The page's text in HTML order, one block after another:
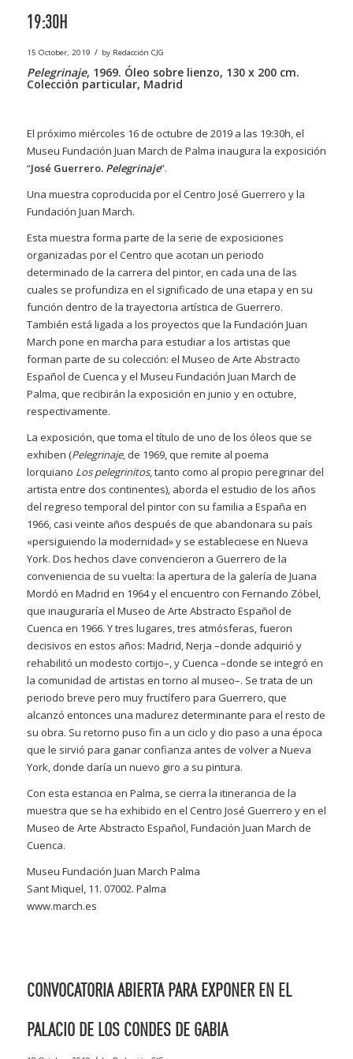
19:30H
15 October, 2019 / by Redacción CJG
Pelegrinaje, 1969. Óleo sobre lienzo, 130 x 200 cm.
Colección particular, Madrid
El próximo miércoles 16 de octubre de 2019 a las 19:30h, el
Museu Fundación Juan March de Palma inaugura la exposición
“José Guerrero. Pelegrinaje“.
Una muestra coproducida por el Centro José Guerrero y la
Fundación Juan March.
Esta muestra forma parte de la serie de exposiciones
organizadas por el Centro que acotan un periodo
determinado de la carrera del pintor, en cada una de las
cuales se profundiza en el significado de una etapa y en su
función dentro de la trayectoria artística de Guerrero.
También está ligada a los proyectos que la Fundación Juan
March pone en marcha para estudiar a los artistas que
forman parte de su colección: el Museo de Arte Abstracto
Español de Cuenca y el Museu Fundación Juan March de
Palma, que recibirán la exposición en junio y en octubre,
respectivamente.
La exposición, que toma el título de uno de los óleos que se
exhiben (Pelegrinaje, de 1969, que remite al poema
lorquiano Los pelegrinitos, tanto como al propio peregrinar del
artista entre dos continentes), aborda el estudio de los años
del regreso temporal del pintor con su familia a España en
1966, casi veinte años después de que abandonara su país
«persiguiendo la modernidad» y se estableciese en Nueva
York. Dos hechos clave convencieron a Guerrero de la
conveniencia de su vuelta: la apertura de la galería de Juana
Mordó en Madrid en 1964 y el encuentro con Fernando Zóbel,
que inauguraría el Museo de Arte Abstracto Español de
Cuenca en 1966. Y tres lugares, tres atmósferas, fueron
decisivos en estos años: Madrid, Nerja –donde adquirió y
rehabilitó un modesto cortijo–, y Cuenca –donde se integró en
la comunidad de artistas en torno al museo–. Se trata de un
periodo breve pero muy fructífero para Guerrero, que
alcanzó entonces una madurez determinante para el resto de
su obra. Su retorno puso fin a un ciclo y dio paso a una época
que le sirvió para ganar confianza antes de volver a Nueva
York, donde daría un nuevo giro a su pintura.
Con esta estancia en Palma, se cierra la itinerancia de la
muestra que se ha exhibido en el Centro José Guerrero y en el
Museo de Arte Abstracto Español, Fundación Juan March de
Cuenca.
Museu Fundación Juan March Palma
Sant Miquel, 11. 07002. Palma
www.march.es
CONVOCATORIA ABIERTA PARA EXPONER EN EL
PALACIO DE LOS CONDES DE GABIA